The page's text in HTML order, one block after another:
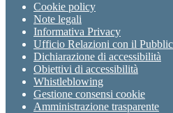
Cookie policy
Note legali
Informativa Privacy
Ufficio Relazioni con il
Dichiarazione di accessibilità
Obiettivi di accessibilità
Whistleblowing
Gestione consensi cookie
Amministrazione trasparente